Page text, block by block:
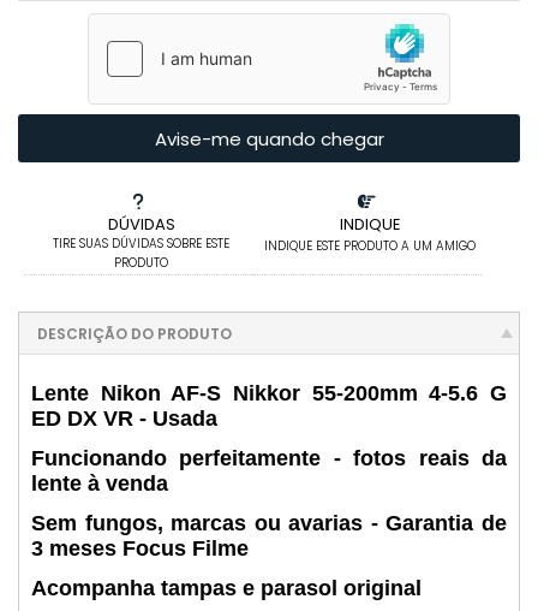
DÚVIDAS
TIRE SUAS DÚVIDAS SOBRE ESTE
PRODUTO
INDIQUE
INDIQUE ESTE PRODUTO A UM AMIGO
Avise-me quando chegar
DESCRIÇÃO DO PRODUTO
Lente Nikon AF-S Nikkor 55-200mm 4-5.6 G
ED DX VR - Usada
Funcionando perfeitamente - fotos reais da
lente à venda
Sem fungos, marcas ou avarias - Garantia de
3 meses Focus Filme
Acompanha tampas e parasol original